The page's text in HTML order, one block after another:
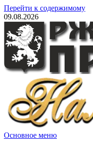
Перейти к содержимому
09.08.2026
Основное меню